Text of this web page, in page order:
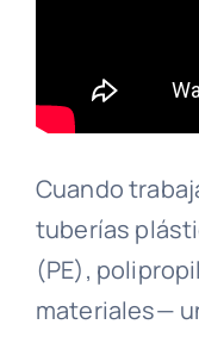
Cuando
tuberías
(PE),
materiales—